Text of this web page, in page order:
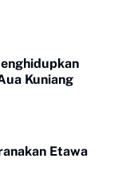
Kuniang
Etawa